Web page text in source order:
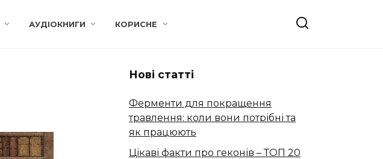
АУДІОКНИГИ КОРИСНЕ
Нові статті
Ферменти для покращення
травлення: коли вони потрібні та
як працюють
Цікаві факти про геконів – ТОП 20